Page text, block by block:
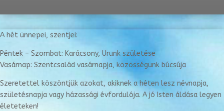
A hét ünnepei, szentjei:
Péntek – Szombat: Karácsony, Urunk születése
Vasárnap: Szentcsalád vasárnapja, közösségünk búcsúja
Szeretettel köszöntjük azokat, akiknek a héten lesz névnapja,
születésnapja vagy házassági évfordulója. A jó Isten áldása legyen
életeteken!